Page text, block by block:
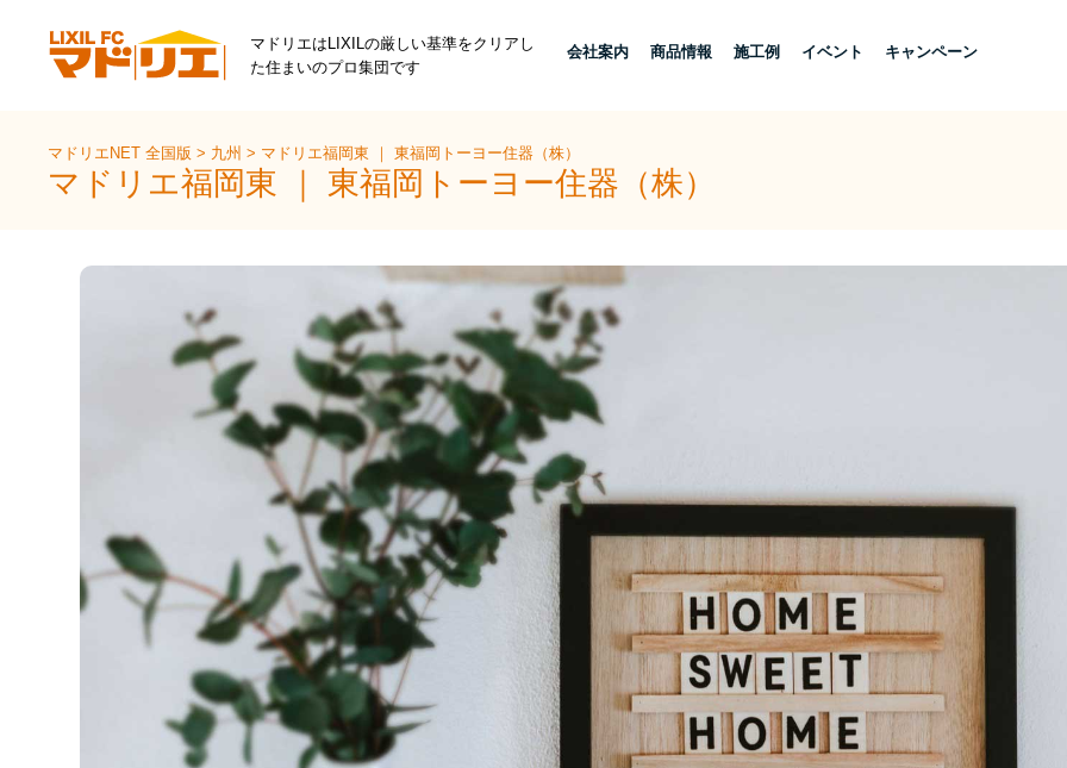
マドリエはLIXILの厳しい基準をクリアし
た住まいのプロ集団です
会社案内 商品情報 施工例 イベント キャンペーン
マドリエNET 全国版> 九州> マドリエ福岡東 ｜ 東福岡トーヨー住器（株）
マドリエ福岡東 ｜ 東福岡トーヨー住器（株）